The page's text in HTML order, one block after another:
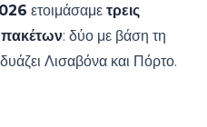
ετοιμάσαμε τρεις
πακέτων: δύο με βάση τη
Λισαβόνα και Πόρτο.